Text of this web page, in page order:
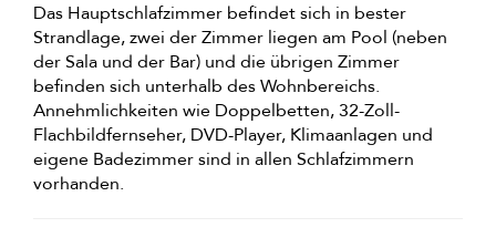
Das Hauptschlafzimmer befindet sich in bester
Strandlage, zwei der Zimmer liegen am Pool (neben
der Sala und der Bar) und die übrigen Zimmer
befinden sich unterhalb des Wohnbereichs.
Annehmlichkeiten wie Doppelbetten, 32-Zoll-
Flachbildfernseher, DVD-Player, Klimaanlagen und
eigene Badezimmer sind in allen Schlafzimmern
vorhanden.